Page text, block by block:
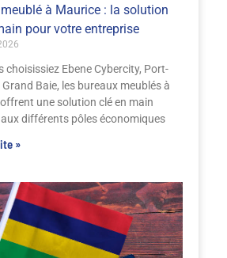
à Maurice : la solution
pour votre entreprise
choisissiez Ebene Cybercity, Port-
Baie, les bureaux meublés à
une solution clé en main
différents pôles économiques
»